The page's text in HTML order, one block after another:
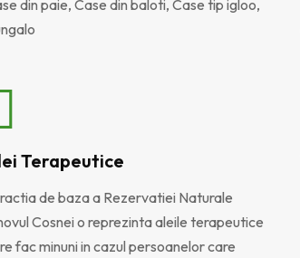
din paie, Case din baloti, Case tip igloo,
Terapeutice
de baza a Rezervatiei Naturale
Cosnei o reprezinta aleile terapeutice
fac minuni in cazul persoanelor care